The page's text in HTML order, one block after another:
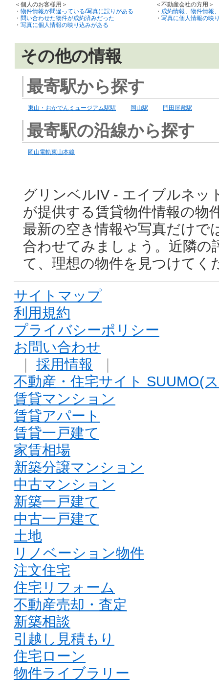
＜個人のお客様用＞
・ 物件情報が間違っている/写真に誤りがある
・ 問い合わせた物件が成約済みだった
・ 写真に個人情報の映り込みがある
＜不動産会社の方用＞
・ 成約情報、物件情報
・ 写真に個人情報の映
その他の情報
最寄駅から探す
東山・おかでんミュージアム駅駅 岡山駅 門田屋敷駅
最寄駅の沿線から探す
岡山電軌東山本線
グリンベルIV - エイブルネッ
が提供する賃貸物件情報の物
最新の空き情報や写真だけで
合わせてみましょう。近隣の
て、理想の物件を見つけてく
サイトマップ
利用規約
プライバシーポリシー
お問い合わせ
｜ 採用情報 ｜
不動産・住宅サイト SUUMO(
賃貸マンション
賃貸アパート
賃貸一戸建て
家賃相場
新築分譲マンション
中古マンション
新築一戸建て
中古一戸建て
土地
リノベーション物件
注文住宅
住宅リフォーム
不動産売却・査定
新築相談
引越し見積もり
住宅ローン
物件ライブラリー